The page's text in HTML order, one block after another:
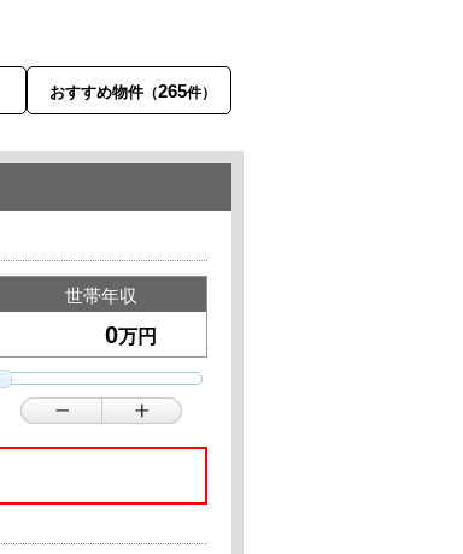
おすすめ物件 （265件）
世帯年収
万円